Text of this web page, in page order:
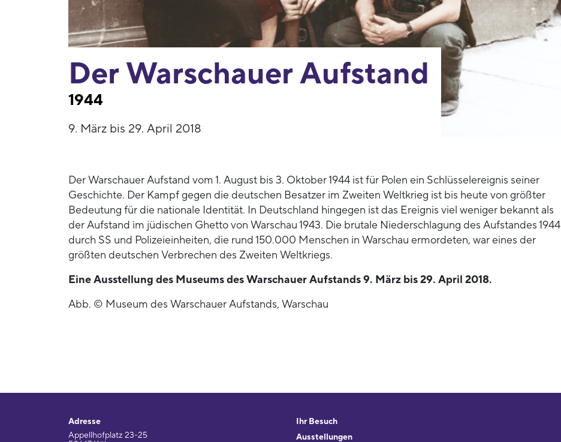
Der Warschauer Aufstand
1944
9. März bis 29. April 2018
Der Warschauer Aufstand vom 1. August bis 3. Oktober 1944 ist für Polen ein Schlüsselereignis seiner
Geschichte. Der Kampf gegen die deutschen Besatzer im Zweiten Weltkrieg ist bis heute von größter
Bedeutung für die nationale Identität. In Deutschland hingegen ist das Ereignis viel weniger bekannt als
der Aufstand im jüdischen Ghetto von Warschau 1943. Die brutale Niederschlagung des Aufstandes 1944
durch SS und Polizeieinheiten, die rund 150.000 Menschen in Warschau ermordeten, war eines der
größten deutschen Verbrechen des Zweiten Weltkriegs.
Eine Ausstellung des Museums des Warschauer Aufstands 9. März bis 29. April 2018.
Abb. © Museum des Warschauer Aufstands, Warschau
Adresse
Appellhofplatz 23-25
Ihr Besuch
Ausstellungen